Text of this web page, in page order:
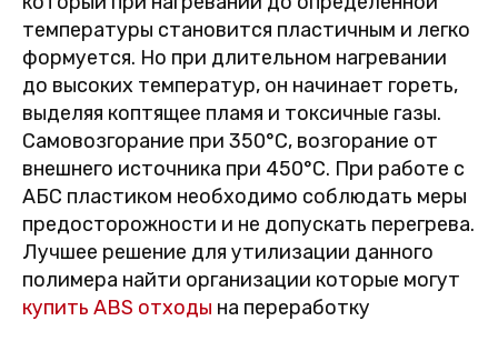
температуры становится пластичным и легко
формуется. Но при длительном нагревании
до высоких температур, он начинает гореть,
выделяя коптящее пламя и токсичные газы.
Самовозгорание при 350°С, возгорание от
внешнего источника при 450°С. При работе с
АБС пластиком необходимо соблюдать меры
предосторожности и не допускать перегрева.
Лучшее решение для утилизации данного
полимера найти организации которые могут
купить ABS отходы на переработку